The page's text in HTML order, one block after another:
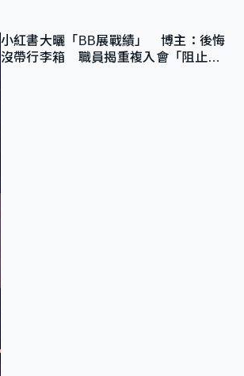
小紅書大曬「BB展戰績」 博主：後悔
沒帶行李箱 職員揭重複入會「阻止唔